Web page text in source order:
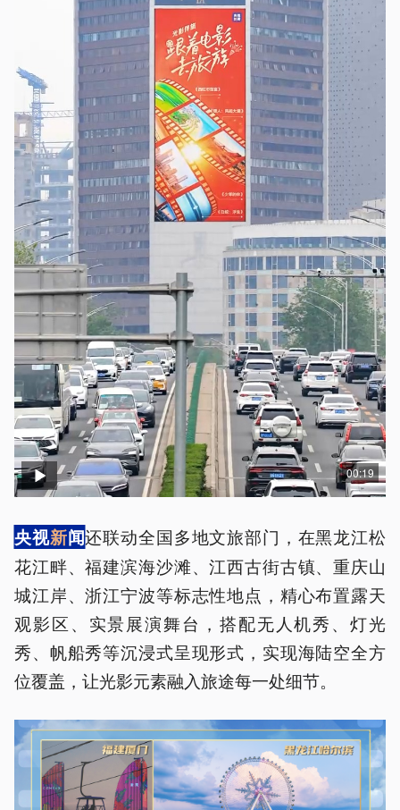
00:19
央视新闻还联动全国多地文旅部门，在黑龙江松
花江畔、福建滨海沙滩、江西古街古镇、重庆山
城江岸、浙江宁波等标志性地点，精心布置露天
观影区、实景展演舞台，搭配无人机秀、灯光
秀、帆船秀等沉浸式呈现形式，实现海陆空全方
位覆盖，让光影元素融入旅途每一处细节。